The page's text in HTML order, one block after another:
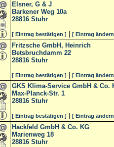
Elsner, G & J
Barkener Weg 10a
28816 Stuhr
[ Eintrag bestätigen ] [ Eintrag
Fritzsche GmbH, Heinrich
Betsbruchdamm 22
28816 Stuhr
[ Eintrag bestätigen ] [ Eintrag
GKS Klima-Service GmbH & Co.
Max-Planck-Str. 1
28816 Stuhr
[ Eintrag bestätigen ] [ Eintrag
Hackfeld GmbH & Co. KG
Marienweg 18
28816 Stuhr